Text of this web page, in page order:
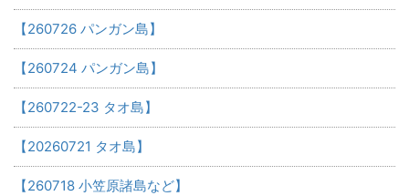
【260726 パンガン島】
【260724 パンガン島】
【260722-23 タオ島】
【20260721 タオ島】
【260718 小笠原諸島など】